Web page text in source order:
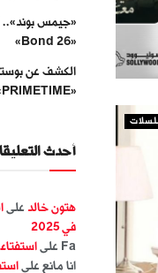
«جيمس بوند»..
«Bond 26»
الكشف عن بوستر
«PRIMETIME»
أحدث
هتون خالد على
في 2025
Fa على استفتاء
انا مانع على